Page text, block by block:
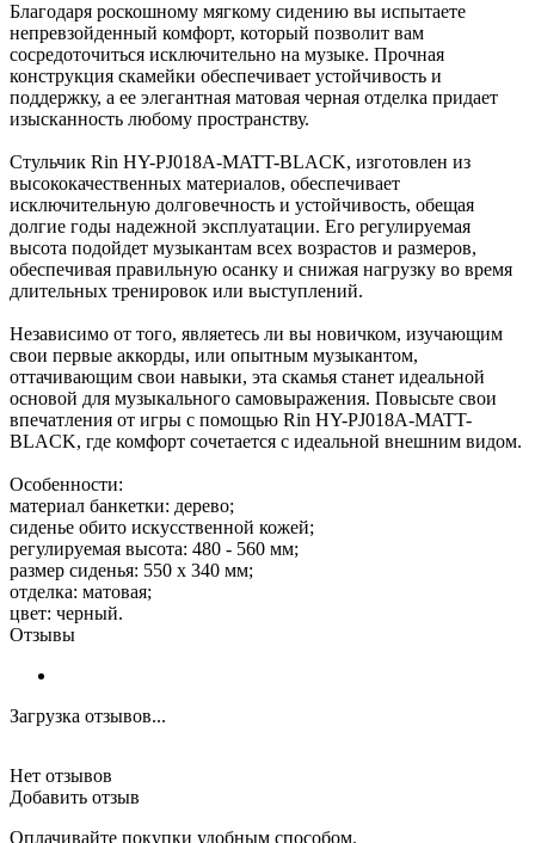
Благодаря роскошному мягкому сидению вы испытаете
непревзойденный комфорт, который позволит вам
сосредоточиться исключительно на музыке. Прочная
конструкция скамейки обеспечивает устойчивость и
поддержку, а ее элегантная матовая черная отделка придает
изысканность любому пространству.
Стульчик Rin HY-PJ018A-MATT-BLACK, изготовлен из
высококачественных материалов, обеспечивает
исключительную долговечность и устойчивость, обещая
долгие годы надежной эксплуатации. Его регулируемая
высота подойдет музыкантам всех возрастов и размеров,
обеспечивая правильную осанку и снижая нагрузку во время
длительных тренировок или выступлений.
Независимо от того, являетесь ли вы новичком, изучающим
свои первые аккорды, или опытным музыкантом,
оттачивающим свои навыки, эта скамья станет идеальной
основой для музыкального самовыражения. Повысьте свои
впечатления от игры с помощью Rin HY-PJ018A-MATT-
BLACK, где комфорт сочетается с идеальной внешним видом.
Особенности:
материал банкетки: дерево;
сиденье обито искусственной кожей;
регулируемая высота: 480 - 560 мм;
размер сиденья: 550 х 340 мм;
отделка: матовая;
цвет: черный.
Отзывы
Загрузка отзывов...
Нет отзывов
Добавить отзыв
Оплачивайте покупки удобным способом.